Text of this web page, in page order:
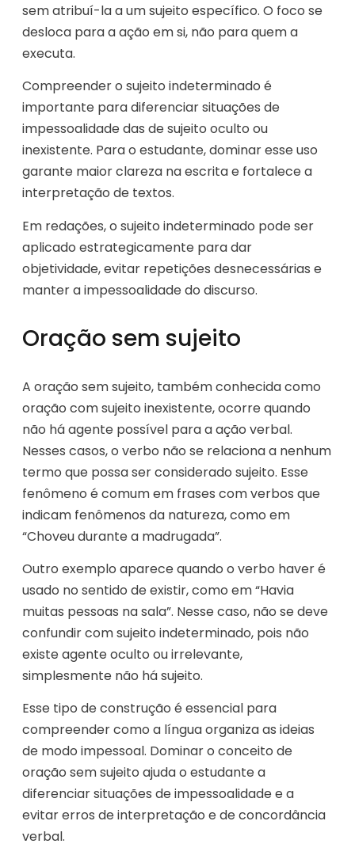
sem atribuí-la a um sujeito específico. O foco se
desloca para a ação em si, não para quem a
executa.
Compreender o sujeito indeterminado é
importante para diferenciar situações de
impessoalidade das de sujeito oculto ou
inexistente. Para o estudante, dominar esse uso
garante maior clareza na escrita e fortalece a
interpretação de textos.
Em redações, o sujeito indeterminado pode ser
aplicado estrategicamente para dar
objetividade, evitar repetições desnecessárias e
manter a impessoalidade do discurso.
Oração sem sujeito
A oração sem sujeito, também conhecida como
oração com sujeito inexistente, ocorre quando
não há agente possível para a ação verbal.
Nesses casos, o verbo não se relaciona a nenhum
termo que possa ser considerado sujeito. Esse
fenômeno é comum em frases com verbos que
indicam fenômenos da natureza, como em
“Choveu durante a madrugada”.
Outro exemplo aparece quando o verbo haver é
usado no sentido de existir, como em “Havia
muitas pessoas na sala”. Nesse caso, não se deve
confundir com sujeito indeterminado, pois não
existe agente oculto ou irrelevante,
simplesmente não há sujeito.
Esse tipo de construção é essencial para
compreender como a língua organiza as ideias
de modo impessoal. Dominar o conceito de
oração sem sujeito ajuda o estudante a
diferenciar situações de impessoalidade e a
evitar erros de interpretação e de concordância
verbal.